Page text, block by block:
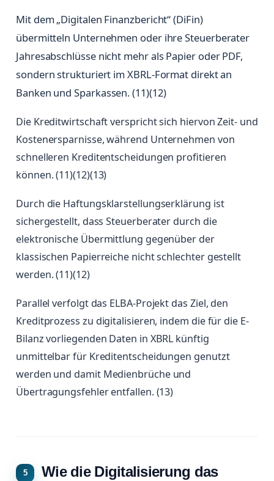
Mit dem „Digitalen Finanzbericht“ (DiFin)
übermitteln Unternehmen oder ihre Steuerberater
Jahresabschlüsse nicht mehr als Papier oder PDF,
sondern strukturiert im XBRL-Format direkt an
Banken und Sparkassen. (11)(12)
Die Kreditwirtschaft verspricht sich hiervon Zeit- und
Kostenersparnisse, während Unternehmen von
schnelleren Kreditentscheidungen profitieren
können. (11)(12)(13)
Durch die Haftungsklarstellungserklärung ist
sichergestellt, dass Steuerberater durch die
elektronische Übermittlung gegenüber der
klassischen Papierreiche nicht schlechter gestellt
werden. (11)(12)
Parallel verfolgt das ELBA-Projekt das Ziel, den
Kreditprozess zu digitalisieren, indem die für die E-
Bilanz vorliegenden Daten in XBRL künftig
unmittelbar für Kreditentscheidungen genutzt
werden und damit Medienbrüche und
Übertragungsfehler entfallen. (13)
Wie die Digitalisierung das